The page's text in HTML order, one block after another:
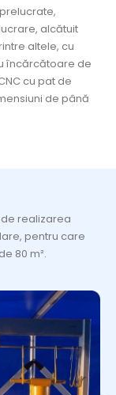
alcătuit
altele, cu
încărcătoare de
cu pat de
de până
realizarea
pentru care
80 m².